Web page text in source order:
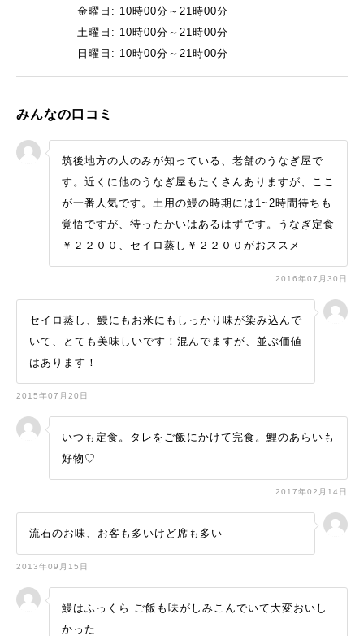
金曜日: 10時00分～21時00分
土曜日: 10時00分～21時00分
日曜日: 10時00分～21時00分
みんなの口コミ
筑後地方の人のみが知っている、老舗のうなぎ屋で
す。近くに他のうなぎ屋もたくさんありますが、ここ
が一番人気です。土用の鰻の時期には1~2時間待ちも
覚悟ですが、待ったかいはあるはずです。うなぎ定食
￥２２００、セイロ蒸し￥２２００がおススメ
2016年07月30日
セイロ蒸し、鰻にもお米にもしっかり味が染み込んで
いて、とても美味しいです！混んでますが、並ぶ価値
はあります！
2015年07月20日
いつも定食。タレをご飯にかけて完食。鯉のあらいも
好物♡
2017年02月14日
流石のお味、お客も多いけど席も多い
2013年09月15日
鰻はふっくら ご飯も味がしみこんでいて大変おいし
かった